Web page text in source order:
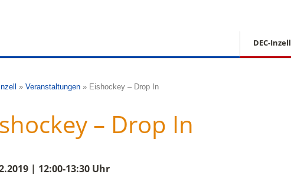
DEC-Inzell
» Veranstaltungen » Eishockey – Drop In
– Drop In
| 12:00-13:30 Uhr